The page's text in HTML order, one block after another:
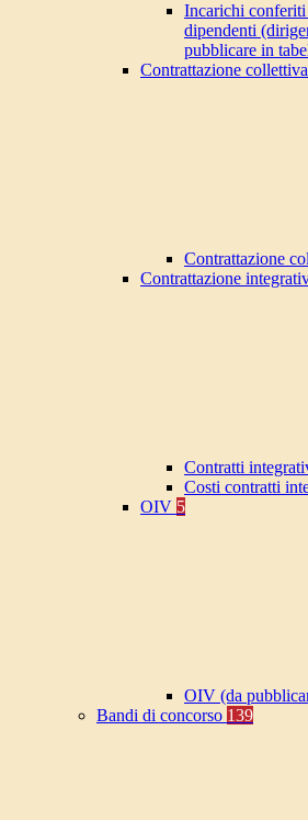
Incarichi conferiti
dipendenti
pubblicare in
Contrattazione collettiva
Contrattazione
Contrattazione
Contratti
Costi contratti
OIV 5
OIV (da
Bandi di concorso 139